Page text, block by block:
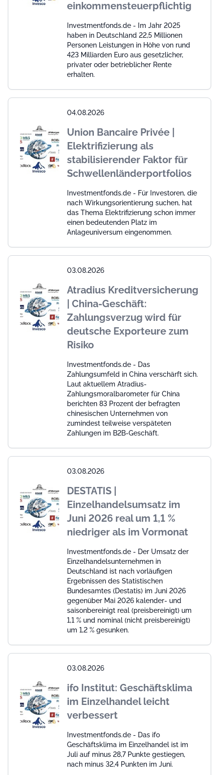
einkommensteuerpflichtig
Investmentfonds.de - Im Jahr 2025
haben in Deutschland 22,5 Millionen
Personen Leistungen in Höhe von rund
423 Milliarden Euro aus gesetzlicher,
privater oder betrieblicher Rente
erhalten.
04.08.2026
Union Bancaire Privée |
Elektrifizierung als
stabilisierender Faktor für
Schwellenländerportfolios
Investmentfonds.de - Für Investoren, die
nach Wirkungsorientierung suchen, hat
das Thema Elektrifizierung schon immer
einen bedeutenden Platz im
Anlageuniversum eingenommen.
03.08.2026
Atradius Kreditversicherung
| China-Geschäft:
Zahlungsverzug wird für
deutsche Exporteure zum
Risiko
Investmentfonds.de - Das
Zahlungsumfeld in China verschärft sich.
Laut aktuellem Atradius-
Zahlungsmoralbarometer für China
berichten 83 Prozent der befragten
chinesischen Unternehmen von
zumindest teilweise verspäteten
Zahlungen im B2B-Geschäft.
03.08.2026
DESTATIS |
Einzelhandelsumsatz im
Juni 2026 real um 1,1 %
niedriger als im Vormonat
Investmentfonds.de - Der Umsatz der
Einzelhandelsunternehmen in
Deutschland ist nach vorläufigen
Ergebnissen des Statistischen
Bundesamtes (Destatis) im Juni 2026
gegenüber Mai 2026 kalender- und
saisonbereinigt real (preisbereinigt) um
1,1 % und nominal (nicht preisbereinigt)
um 1,2 % gesunken.
03.08.2026
ifo Institut: Geschäftsklima
im Einzelhandel leicht
verbessert
Investmentfonds.de - Das ifo
Geschäftsklima im Einzelhandel ist im
Juli auf minus 28,7 Punkte gestiegen,
nach minus 32,4 Punkten im Juni.